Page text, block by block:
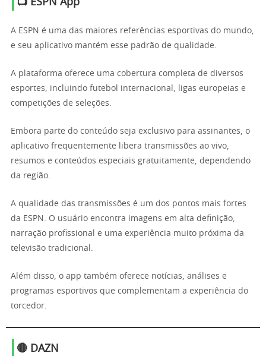
📺 ESPN App
A ESPN é uma das maiores referências esportivas do mundo,
e seu aplicativo mantém esse padrão de qualidade.
A plataforma oferece uma cobertura completa de diversos
esportes, incluindo futebol internacional, ligas europeias e
competições de seleções.
Embora parte do conteúdo seja exclusivo para assinantes, o
aplicativo frequentemente libera transmissões ao vivo,
resumos e conteúdos especiais gratuitamente, dependendo
da região.
A qualidade das transmissões é um dos pontos mais fortes
da ESPN. O usuário encontra imagens em alta definição,
narração profissional e uma experiência muito próxima da
televisão tradicional.
Além disso, o app também oferece notícias, análises e
programas esportivos que complementam a experiência do
torcedor.
🔴 DAZN